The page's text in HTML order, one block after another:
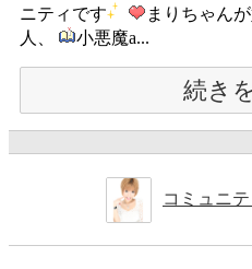
ニティです
まりちゃんが
人、
小悪魔a...
続き
コミュニ